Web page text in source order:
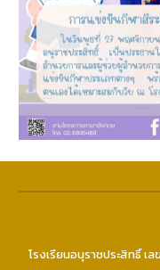
โรงเรียนอนุราชประสิทธิ์ เล